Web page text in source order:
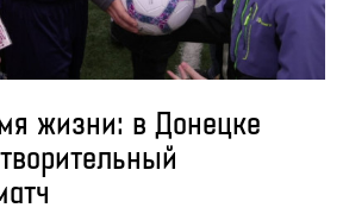
жизни: в Донецке